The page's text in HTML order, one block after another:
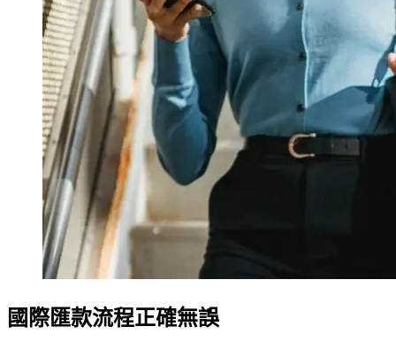
國際匯款流程正確無誤